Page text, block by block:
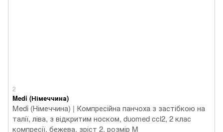
2
Medi (Німеччина)
Medi (Німеччина) | Компресійна панчоха з застібкою на
талії, ліва, з відкритим носком, duomed ccl2, 2 клас
компресії, бежева, зріст 2, розмір M